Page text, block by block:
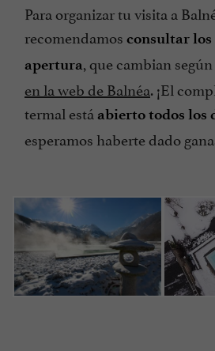
Para organizar tu visita a
recomendamos consultar
apertura, que cambian
en la web de Balnéa. ¡El
termal está abierto todos los
esperamos haberte dado